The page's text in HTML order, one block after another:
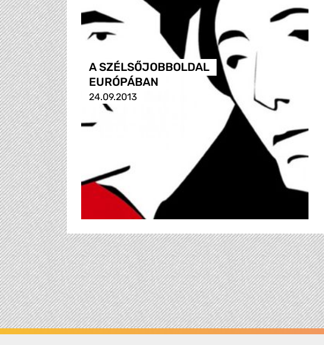
A SZÉLSŐJOBBOLDAL
EURÓPÁBAN
24.09.2013